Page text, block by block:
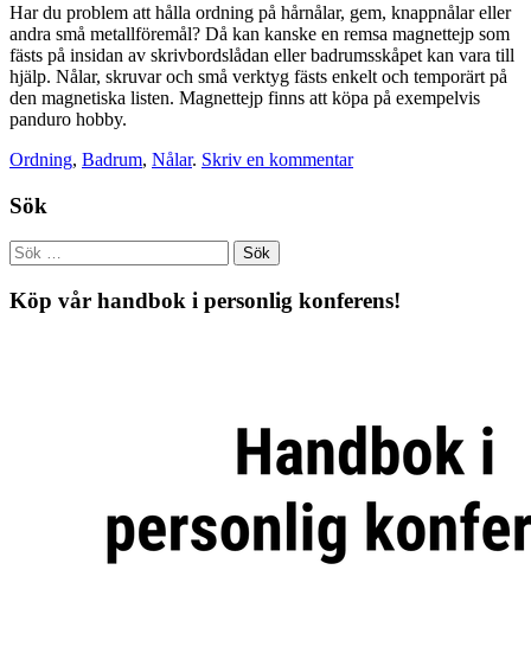
Har du problem att hålla ordning på hårnålar, gem, knappnålar eller
andra små metallföremål? Då kan kanske en remsa magnettejp som
fästs på insidan av skrivbordslådan eller badrumsskåpet kan vara till
hjälp. Nålar, skruvar och små verktyg fästs enkelt och temporärt på
den magnetiska listen. Magnettejp finns att köpa på exempelvis
panduro hobby.
Ordning, Badrum, Nålar. Skriv en kommentar
Sök
Köp vår handbok i personlig konferens!